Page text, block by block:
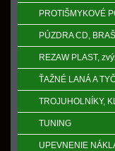
PROTIŠMYKOVÉ
PÚZDRA CD,
REZAW PLAST,
ŤAŽNÉ LANÁ A
TROJUHOLNÍKY,
TUNING
UPEVNENIE